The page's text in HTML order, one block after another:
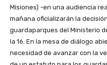
Misiones) -en una audiencia
mañana oficializarán la
guardaparques del Ministerio
la 16. En la mesa de diálogo
necesidad de avanzar con la